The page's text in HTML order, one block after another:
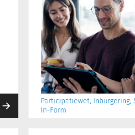
Participatiewet, Inburgering,
In-Form
een
samenleving
waar
iedereen
kan
meedoen